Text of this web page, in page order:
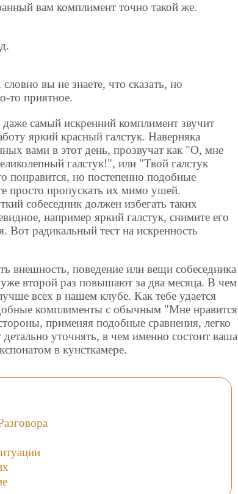
вам комплимент точно такой же.
вы не знаете, что сказать, но
то приятное.
самый искренний комплимент звучит
яркий красный галстук. Наверняка
вами в этот день, прозвучат как "О, мне
галстук!", или "Твой галстук
понравится, но постепенно подобные
просто пропускать их мимо ушей.
собеседник должен избегать таких
например яркий галстук, снимите его
Вот радикальный тест на искренность
внешность, поведение или вещи собеседника
второй раз повышают за два месяца. В чем
всех в нашем клубе. Как тебе удается
комплименты с обычным "Мне нравится
применяя подобные сравнения, легко
уточнять, в чем именно состоит ваша
в кунсткамере.